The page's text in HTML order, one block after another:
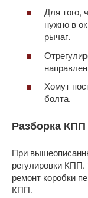
Для того,
нужно в
рычаг.
Хомут
болта.
Разборка КПП
При
регулировки
ремонт коробки
КПП.